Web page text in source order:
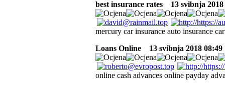
best insurance rates
13 svibnja
mercury car insurance auto insurance
Loans Online
13 svibnja 2018 08:49
online cash advances online payday